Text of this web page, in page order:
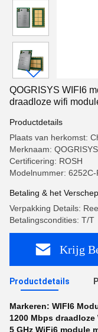
QOGRISYS WIFI6
draadloze wifi
Productdetails
Plaats van herkomst:
Merknaam: QOGRISYS
Certificering: ROSH
Modelnummer: 6252C-
Betaling & het
Verpakking Details:
Betalingscondities: T/T
Krijg
Productdetails
Markeren: WIFI6
1200 Mbps
5 GHz WiFi6 module